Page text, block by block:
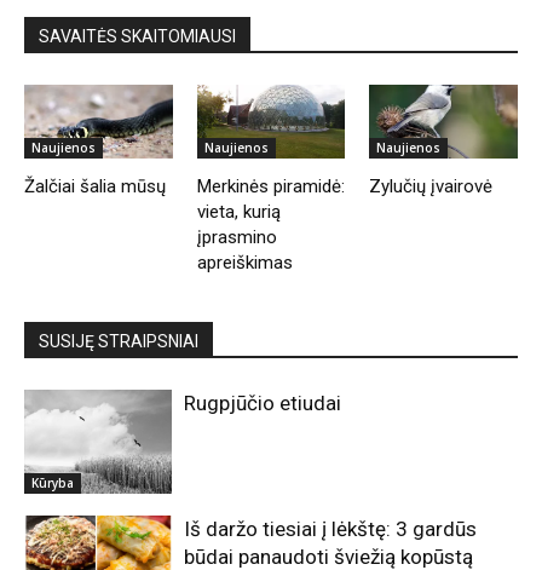
SAVAITĖS SKAITOMIAUSI
Naujienos
Žalčiai šalia mūsų
Naujienos
Merkinės piramidė:
vieta, kurią
įprasmino
apreiškimas
Naujienos
Zylučių įvairovė
SUSIJĘ STRAIPSNIAI
Kūryba
Rugpjūčio etiudai
Iš daržo tiesiai į lėkštę: 3 gardūs
būdai panaudoti šviežią kopūstą